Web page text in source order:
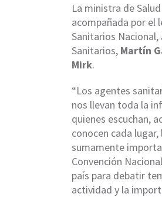
La ministra de
acompañada por el
Sanitarios Nacional,
Sanitarios, Martín
Mirk.
“Los agentes
nos llevan toda la
quienes escuchan,
conocen cada
sumamente
Convención
país para debatir
actividad y la